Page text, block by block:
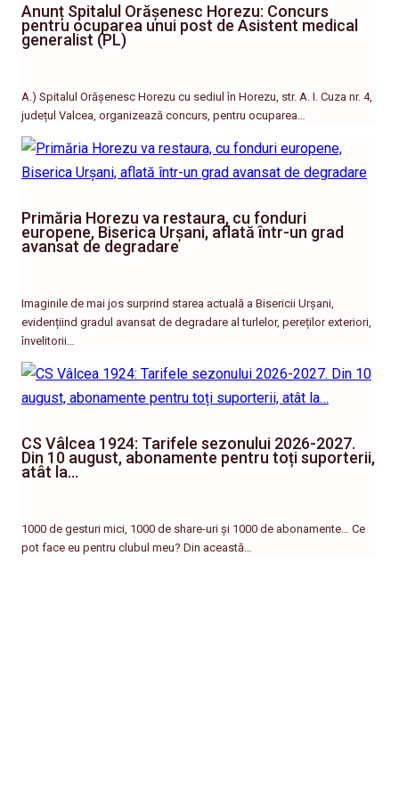
Anunț Spitalul Orășenesc Horezu: Concurs
pentru ocuparea unui post de Asistent medical
generalist (PL)
A.) Spitalul Orășenesc Horezu cu sediul în Horezu, str. A. I. Cuza nr. 4,
județul Valcea, organizează concurs, pentru ocuparea…
Primăria Horezu va restaura, cu fonduri
europene, Biserica Urșani, aflată într-un grad
avansat de degradare
Imaginile de mai jos surprind starea actuală a Bisericii Urșani,
evidențiind gradul avansat de degradare al turlelor, pereților exteriori,
învelitorii…
CS Vâlcea 1924: Tarifele sezonului 2026-2027.
Din 10 august, abonamente pentru toți suporterii,
atât la…
1000 de gesturi mici, 1000 de share-uri și 1000 de abonamente… Ce
pot face eu pentru clubul meu? Din această…